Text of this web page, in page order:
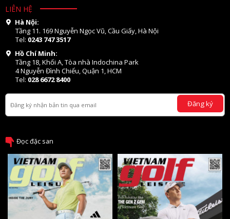
LIÊN HỆ
Hà Nội:
Tầng 11. 169 Nguyễn Ngọc Vũ, Cầu Giấy, Hà Nội
Tel: 0243 747 3517
Hồ Chí Minh:
Tầng 18, Khối A, Tòa nhà Indochina Park
4 Nguyễn Đình Chiểu, Quận 1, HCM
Tel: 028 6672 8400
Đăng ký
Đọc đặc san